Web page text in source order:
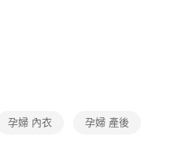
運費
運費
孕婦 內衣 孕婦 產後